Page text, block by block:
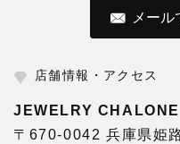
メー
店舗情報・アクセス
JEWELRY CHALONE
〒670-0042 兵庫県姫